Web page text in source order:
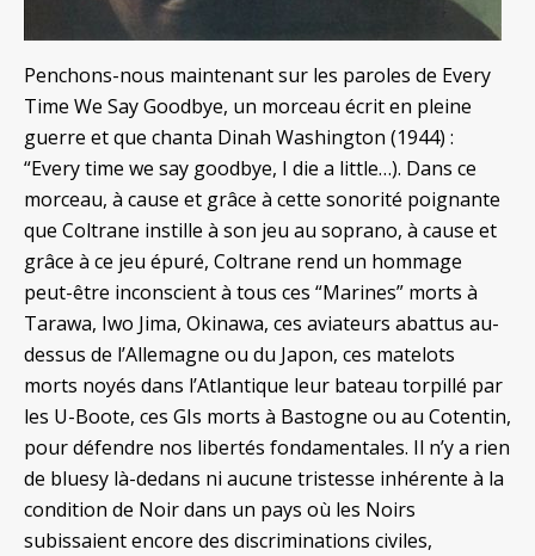
Penchons-nous maintenant sur les paroles de Every
Time We Say Goodbye, un morceau écrit en pleine
guerre et que chanta Dinah Washington (1944) :
“Every time we say goodbye, I die a little…). Dans ce
morceau, à cause et grâce à cette sonorité poignante
que Coltrane instille à son jeu au soprano, à cause et
grâce à ce jeu épuré, Coltrane rend un hommage
peut-être inconscient à tous ces “Marines” morts à
Tarawa, Iwo Jima, Okinawa, ces aviateurs abattus au-
dessus de l’Allemagne ou du Japon, ces matelots
morts noyés dans l’Atlantique leur bateau torpillé par
les U-Boote, ces GIs morts à Bastogne ou au Cotentin,
pour défendre nos libertés fondamentales. Il n’y a rien
de bluesy là-dedans ni aucune tristesse inhérente à la
condition de Noir dans un pays où les Noirs
subissaient encore des discriminations civiles,